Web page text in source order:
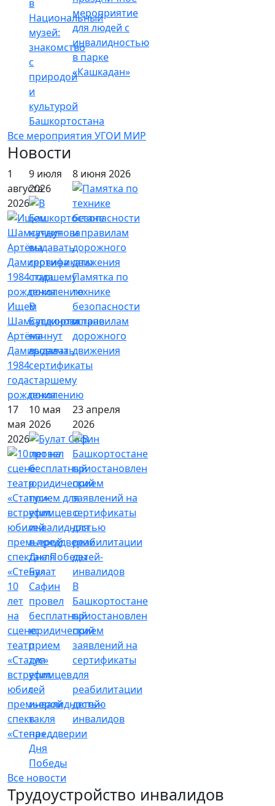
в
Национальный
музей:
знакомство
с
природой
и
культурой
Башкортостана
мероприятие
для людей с
инвалидностью
в парке
«Кашкадан»
Все мероприятия УГОИ МИР
Новости
1
августа
2026
Ищем
Шамсутдинова
Артёма
Дамировича
1984
года
рождения
9 июля
2026
В
Башкортостане
начнут
выдавать
сертификаты
старшему
поколению
8 июня 2026
Памятка по
технике
безопасности
и правилам
дорожного
движения
17
мая
2026
10
лет
на
сцене:
театр
«Статус»
встретил
юбилей
премьерой
спектакля
«Стена»
10 мая
2026
Булат
Сафин
провел
бесплатный
юридический
прием
для
уфимцев
с
инвалидностью
в
преддверии
Дня
Победы
23 апреля
2026
В
Башкортостане
приостановлен
прием
заявлений на
сертификаты
для
реабилитации
детей-
инвалидов
Все новости
Трудоустройство инвалидов